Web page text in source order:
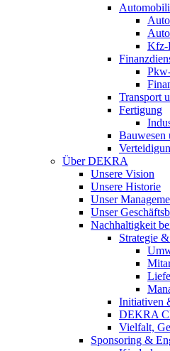
Kfz-
Transport
Fertigung
Bauwesen
Über DEKRA
Unsere Vision
Unsere Historie
Unser
Unser
Nachhaltigkeit
Strategie
Initiativen
DEKRA
Vielfalt,
Sponsoring &